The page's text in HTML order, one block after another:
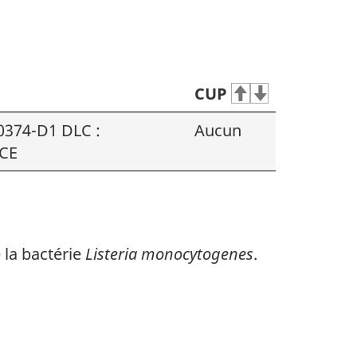
CUP
D1 DLC :
Aucun
la bactérie Listeria monocytogenes.